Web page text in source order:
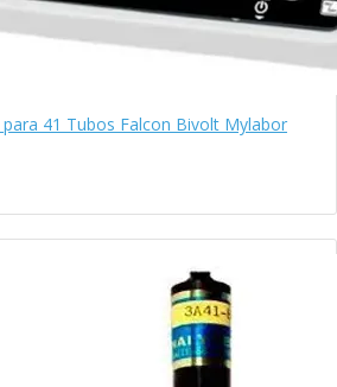
41 Tubos Falcon Bivolt Mylabor